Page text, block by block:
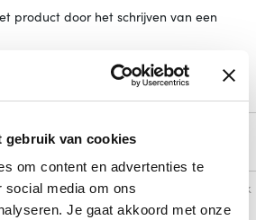
gebruik van cookies
om content en advertenties te
social media om ons
Je gaat akkoord met onze
product door het schrijven van een
Vergelijk